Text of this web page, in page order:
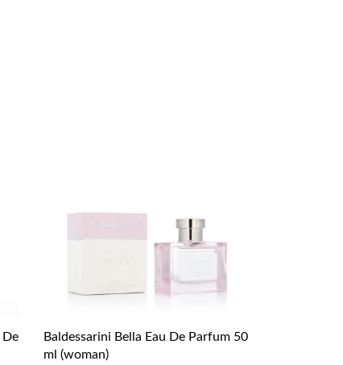
De
Baldessarini Bella Eau De Parfum 50
ml (woman)